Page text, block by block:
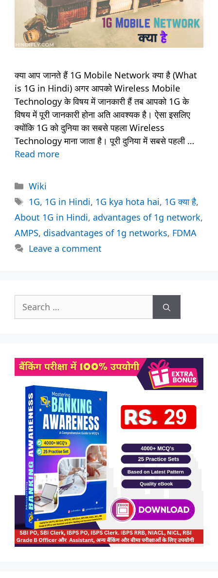
क्या आप जानते हैं 1G Mobile Network क्या है (What
is 1G in Hindi) अगर आपको Wireless Mobile
Technology के विषय में जानकारी हैं तब आपको 1G के
विषय में पूरी जानकारी होना अति आवश्यक है। ऐसा इसलिए
क्योंकि 1G को दुनिया का सबसे पहला Wireless
Technology माना जाता है। पूरी दुनिया में सबसे पहली …
Read more
Categories
Wiki
Tags
1G, 1G in Hindi, 1G kya hota hai, 1G क्या है,
About 1G in Hindi, advantages of 1g network,
AMPS, disadvantages of 1g networks, FDMA
Leave a comment
for: